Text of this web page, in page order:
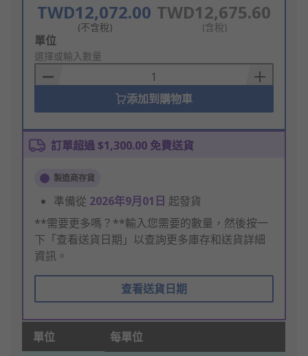
TWD12,072.00
(不含稅)
TWD12,675.60
(含稅)
Add
to
Basket
單位
選擇或輸入數量
添加到購物車
訂單超過 $1,300.00 免費送貨
製造商存貨
準備從 2026年9月01日 起發貨
**需要更多嗎？**輸入您需要的數量，然後按一
下「查看送貨日期」以查詢更多庫存和送貨詳細
資訊。
查看送貨日期
單位 每單位